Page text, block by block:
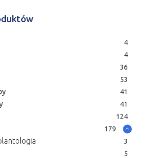
4
4
36
53
41
41
124
179
3
5